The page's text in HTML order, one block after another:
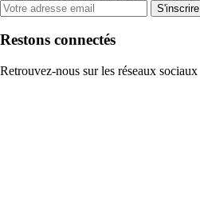
S'inscrire
Restons connectés
Retrouvez-nous sur les réseaux sociaux